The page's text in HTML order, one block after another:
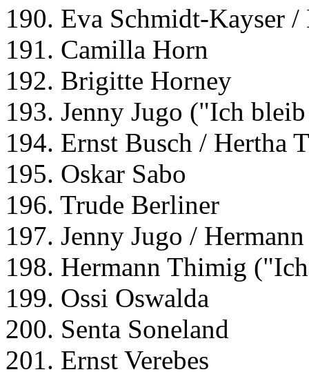
190. Eva Schmidt-Kayser
191. Camilla Horn
192. Brigitte Horney
193. Jenny Jugo ("Ich
194. Ernst Busch / Hertha
195. Oskar Sabo
196. Trude Berliner
197. Jenny Jugo /
198. Hermann Thimig
199. Ossi Oswalda
200. Senta Soneland
201. Ernst Verebes